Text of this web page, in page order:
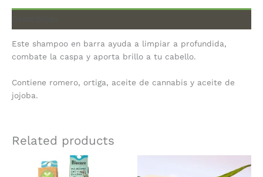
Este shampoo en barra ayuda a limpiar a profundida,
combate la caspa y aporta brillo a tu cabello.
Contiene romero, ortiga, aceite de cannabis y aceite de
jojoba.
Related products